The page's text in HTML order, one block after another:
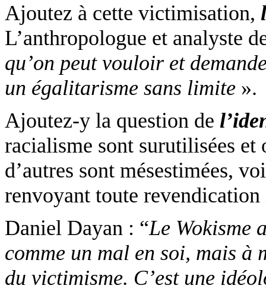
Ajoutez à cette victimisation,
L’anthropologue et analyste
qu’on peut vouloir et
un égalitarisme sans limite ».
Ajoutez-y la question de
racialisme sont surutilisées et
d’autres sont mésestimées,
renvoyant toute
Daniel Dayan : “Le Wokisme
comme un mal en soi, mais à
du victimisme. C’est une